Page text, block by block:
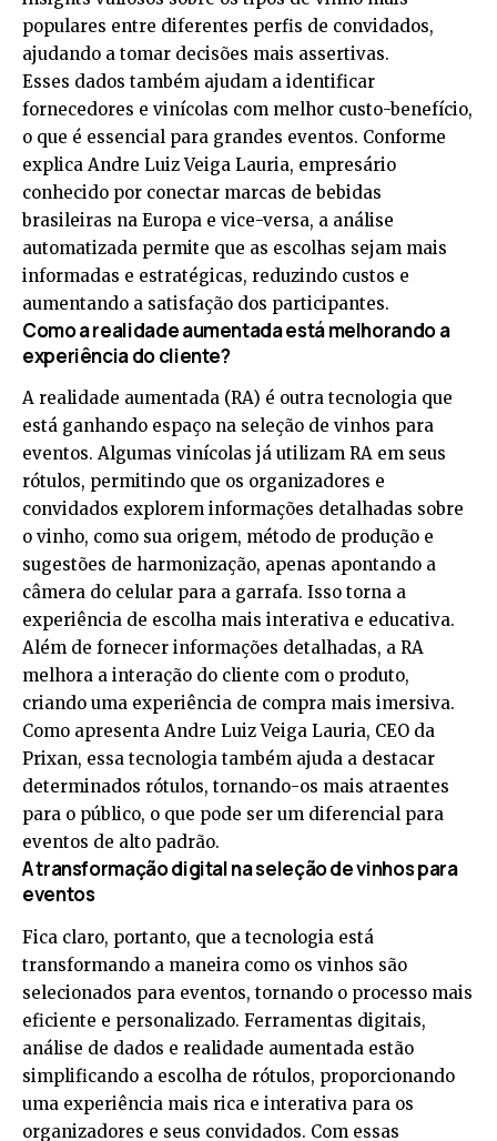
populares entre diferentes perfis de convidados,
ajudando a tomar decisões mais assertivas.
Esses dados também ajudam a identificar
fornecedores e vinícolas com melhor custo-benefício,
o que é essencial para grandes eventos. Conforme
explica Andre Luiz Veiga Lauria, empresário
conhecido por conectar marcas de bebidas
brasileiras na Europa e vice-versa, a análise
automatizada permite que as escolhas sejam mais
informadas e estratégicas, reduzindo custos e
aumentando a satisfação dos participantes.
Como a realidade aumentada está melhorando a
experiência do cliente?
A realidade aumentada (RA) é outra tecnologia que
está ganhando espaço na seleção de vinhos para
eventos. Algumas vinícolas já utilizam RA em seus
rótulos, permitindo que os organizadores e
convidados explorem informações detalhadas sobre
o vinho, como sua origem, método de produção e
sugestões de harmonização, apenas apontando a
câmera do celular para a garrafa. Isso torna a
experiência de escolha mais interativa e educativa.
Além de fornecer informações detalhadas, a RA
melhora a interação do cliente com o produto,
criando uma experiência de compra mais imersiva.
Como apresenta Andre Luiz Veiga Lauria, CEO da
Prixan, essa tecnologia também ajuda a destacar
determinados rótulos, tornando-os mais atraentes
para o público, o que pode ser um diferencial para
eventos de alto padrão.
A transformação digital na seleção de vinhos para
eventos
Fica claro, portanto, que a tecnologia está
transformando a maneira como os vinhos são
selecionados para eventos, tornando o processo mais
eficiente e personalizado. Ferramentas digitais,
análise de dados e realidade aumentada estão
simplificando a escolha de rótulos, proporcionando
uma experiência mais rica e interativa para os
organizadores e seus convidados. Com essas